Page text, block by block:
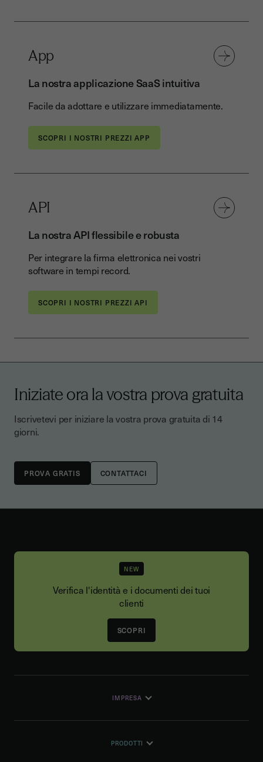
App
La nostra applicazione SaaS intuitiva
Facile da adottare e utilizzare immediatamente.
SCOPRI I NOSTRI PREZZI APP
API
La nostra API flessibile e robusta
Per integrare la firma elettronica nei vostri
software in tempi record.
SCOPRI I NOSTRI PREZZI API
Iniziate ora la vostra prova gratuita
Iscrivetevi per iniziare la vostra prova gratuita di 14
giorni.
CONTATTACI
NEW
Verifica l'identità e i documenti dei tuoi
clienti
SCOPRI
IMPRESA
PRODOTTI